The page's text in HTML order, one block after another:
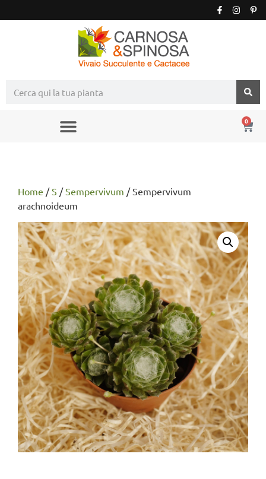
0
Home /S /Sempervivum / Sempervivum
arachnoideum